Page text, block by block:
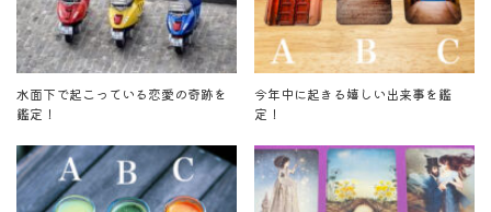
水面下で起こっている恋愛の奇跡を
鑑定！
今年中に起きる嬉しい出来事を鑑
定！